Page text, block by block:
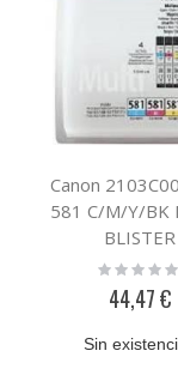
Canon
581 C/M/Y/BK
BLISTER
Rating:
44,47 €
Sin